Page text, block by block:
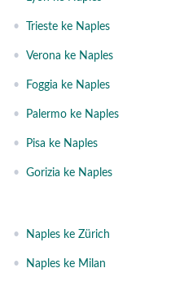
• Trieste ke Naples
• Verona ke Naples
• Foggia ke Naples
• Palermo ke Naples
• Pisa ke Naples
• Gorizia ke Naples
• Naples ke Zürich
• Naples ke Milan